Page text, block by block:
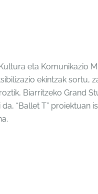
eta Komunikazio
ekintzak sortu,
Biarritzeko Grand
“Ballet T” proiektuan